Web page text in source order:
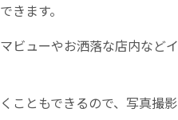
きます。
ビューやお洒落な店内など
こともできるので、写真撮